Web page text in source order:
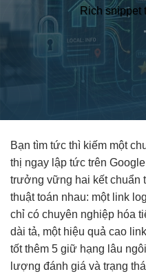
Rich snippet
Bạn tìm tức thì kiếm một
thị ngay lập tức trên Google
trưởng vững hai kếtchuẩn
thuật toán nhau: một link
chỉ có chuyên nghiệp hóa
dài tả, một hiệu quả cao
tốtthêm 5 giữ hạng lâu
lượng đánh giá và trạng